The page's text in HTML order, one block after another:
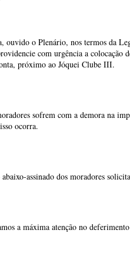
ouvido o Plenário, nos termos da
com urgência a colocação
próximo ao Jóquei Clube III.
sofrem com a demora na
ocorra.
abaixo-assinado dos moradores
a máxima atenção no